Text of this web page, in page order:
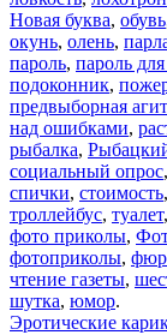
Новая буква, обувь
окунь, олень,
пароль, пароль
подоконник,
предвыборная
над ошибками,
рыбалка,
социальный опрос,
спички, стоимость,
троллейбус, туалет,
фото приколы,
фотоприколы,
чтение газеты,
шутка, юмор.
Эротические